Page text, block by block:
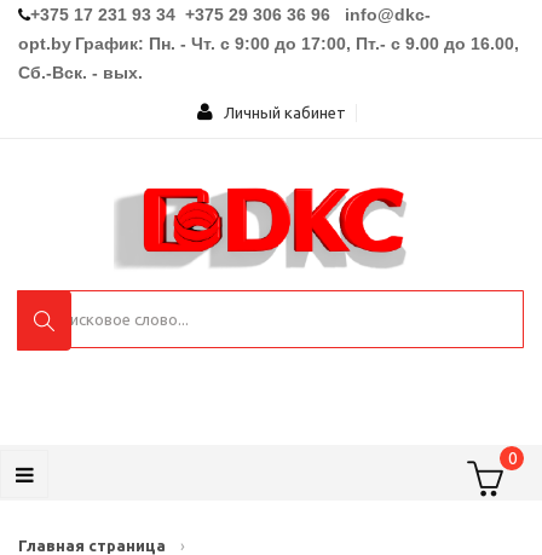
+375 17 231 93 34 +375 29 306 36 96 info@dkc-
opt.by График: Пн. - Чт. с 9:00 до 17:00, Пт.- с 9.00 до 16.00,
Сб.-Вск. - вых.
Личный кабинет
0
Главная страница
›